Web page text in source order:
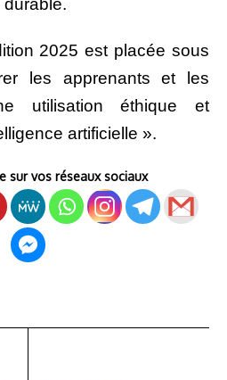
2025 est placée sous
les apprenants et les
utilisation éthique et
artificielle ».
sur vos réseaux sociaux